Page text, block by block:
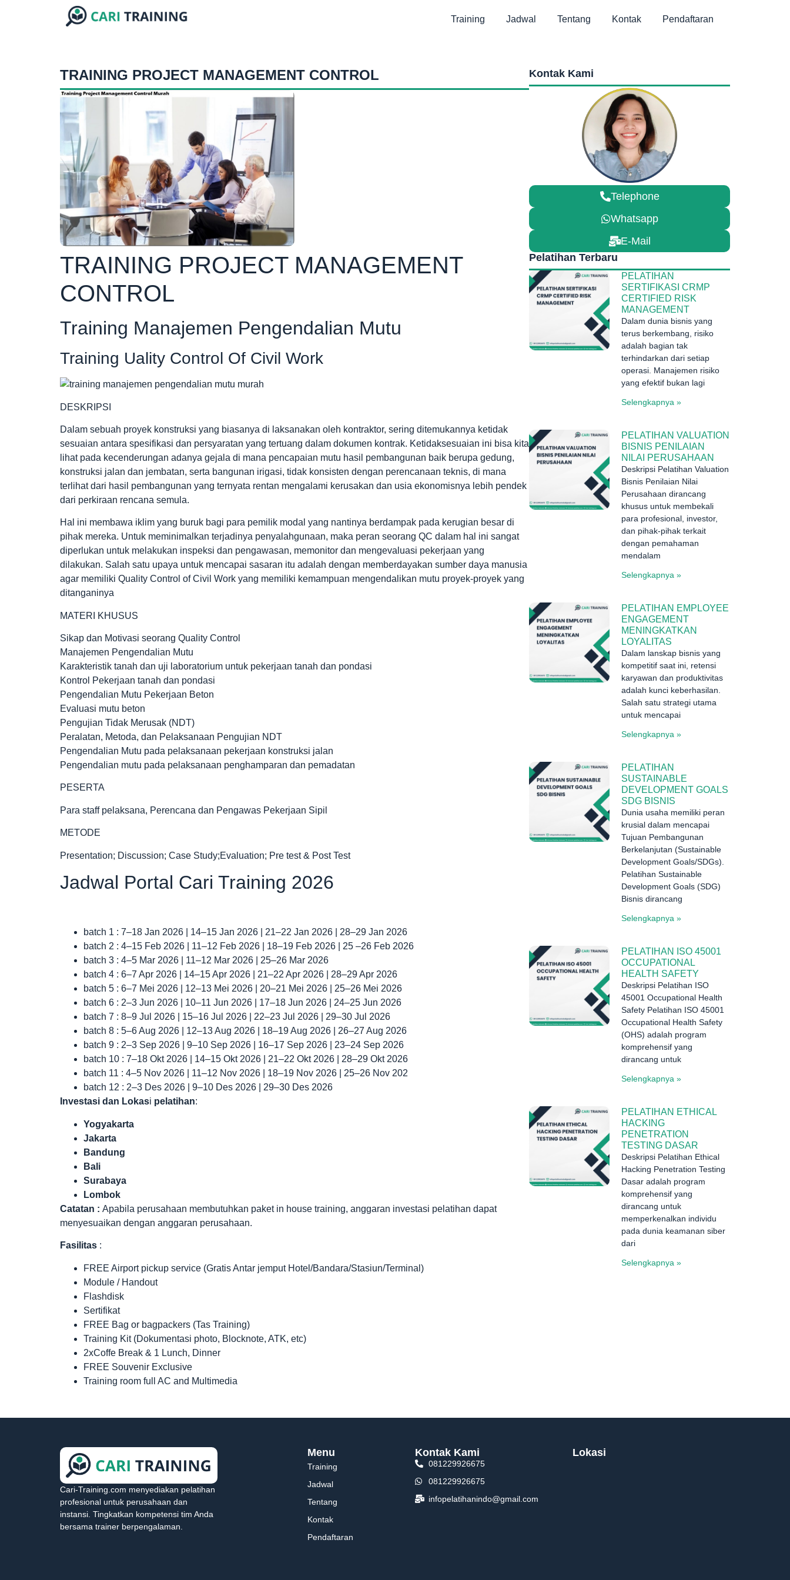
Training Jadwal Tentang Kontak Pendaftaran
TRAINING PROJECT MANAGEMENT CONTROL
TRAINING PROJECT MANAGEMENT
CONTROL
Training Manajemen Pengendalian Mutu
Training Uality Control Of Civil Work
DESKRIPSI
Dalam sebuah proyek konstruksi yang biasanya di laksanakan oleh kontraktor, sering ditemukannya ketidak
sesuaian antara spesifikasi dan persyaratan yang tertuang dalam dokumen kontrak. Ketidaksesuaian ini bisa kita
lihat pada kecenderungan adanya gejala di mana pencapaian mutu hasil pembangunan baik berupa gedung,
konstruksi jalan dan jembatan, serta bangunan irigasi, tidak konsisten dengan perencanaan teknis, di mana
terlihat dari hasil pembangunan yang ternyata rentan mengalami kerusakan dan usia ekonomisnya lebih pendek
dari perkiraan rencana semula.
Hal ini membawa iklim yang buruk bagi para pemilik modal yang nantinya berdampak pada kerugian besar di
pihak mereka. Untuk meminimalkan terjadinya penyalahgunaan, maka peran seorang QC dalam hal ini sangat
diperlukan untuk melakukan inspeksi dan pengawasan, memonitor dan mengevaluasi pekerjaan yang
dilakukan. Salah satu upaya untuk mencapai sasaran itu adalah dengan memberdayakan sumber daya manusia
agar memiliki Quality Control of Civil Work yang memiliki kemampuan mengendalikan mutu proyek-proyek yang
ditanganinya
MATERI KHUSUS
Sikap dan Motivasi seorang Quality Control
Manajemen Pengendalian Mutu
Karakteristik tanah dan uji laboratorium untuk pekerjaan tanah dan pondasi
Kontrol Pekerjaan tanah dan pondasi
Pengendalian Mutu Pekerjaan Beton
Evaluasi mutu beton
Pengujian Tidak Merusak (NDT)
Peralatan, Metoda, dan Pelaksanaan Pengujian NDT
Pengendalian Mutu pada pelaksanaan pekerjaan konstruksi jalan
Pengendalian mutu pada pelaksanaan penghamparan dan pemadatan
PESERTA
Para staff pelaksana, Perencana dan Pengawas Pekerjaan Sipil
METODE
Presentation; Discussion; Case Study;Evaluation; Pre test & Post Test
Jadwal Portal Cari Training 2026
batch 1 : 7–18 Jan 2026 | 14–15 Jan 2026 | 21–22 Jan 2026 | 28–29 Jan 2026
batch 2 : 4–15 Feb 2026 | 11–12 Feb 2026 | 18–19 Feb 2026 | 25 –26 Feb 2026
batch 3 : 4–5 Mar 2026 | 11–12 Mar 2026 | 25–26 Mar 2026
batch 4 : 6–7 Apr 2026 | 14–15 Apr 2026 | 21–22 Apr 2026 | 28–29 Apr 2026
batch 5 : 6–7 Mei 2026 | 12–13 Mei 2026 | 20–21 Mei 2026 | 25–26 Mei 2026
batch 6 : 2–3 Jun 2026 | 10–11 Jun 2026 | 17–18 Jun 2026 | 24–25 Jun 2026
batch 7 : 8–9 Jul 2026 | 15–16 Jul 2026 | 22–23 Jul 2026 | 29–30 Jul 2026
batch 8 : 5–6 Aug 2026 | 12–13 Aug 2026 | 18–19 Aug 2026 | 26–27 Aug 2026
batch 9 : 2–3 Sep 2026 | 9–10 Sep 2026 | 16–17 Sep 2026 | 23–24 Sep 2026
batch 10 : 7–18 Okt 2026 | 14–15 Okt 2026 | 21–22 Okt 2026 | 28–29 Okt 2026
batch 11 : 4–5 Nov 2026 | 11–12 Nov 2026 | 18–19 Nov 2026 | 25–26 Nov 202
batch 12 : 2–3 Des 2026 | 9–10 Des 2026 | 29–30 Des 2026
Investasi dan Lokasi pelatihan:
Yogyakarta
Jakarta
Bandung
Bali
Surabaya
Lombok
Catatan : Apabila perusahaan membutuhkan paket in house training, anggaran investasi pelatihan dapat
menyesuaikan dengan anggaran perusahaan.
Fasilitas :
FREE Airport pickup service (Gratis Antar jemput Hotel/Bandara/Stasiun/Terminal)
Module / Handout
Flashdisk
Sertifikat
FREE Bag or bagpackers (Tas Training)
Training Kit (Dokumentasi photo, Blocknote, ATK, etc)
2xCoffe Break & 1 Lunch, Dinner
FREE Souvenir Exclusive
Training room full AC and Multimedia
Kontak Kami
Telephone
Whatsapp
E-Mail
Pelatihan Terbaru
PELATIHAN
SERTIFIKASI CRMP
CERTIFIED RISK
MANAGEMENT
Dalam dunia bisnis yang
terus berkembang, risiko
adalah bagian tak
terhindarkan dari setiap
operasi. Manajemen risiko
yang efektif bukan lagi
Selengkapnya »
PELATIHAN VALUATION
BISNIS PENILAIAN
NILAI PERUSAHAAN
Deskripsi Pelatihan Valuation
Bisnis Penilaian Nilai
Perusahaan dirancang
khusus untuk membekali
para profesional, investor,
dan pihak-pihak terkait
dengan pemahaman
mendalam
Selengkapnya »
PELATIHAN EMPLOYEE
ENGAGEMENT
MENINGKATKAN
LOYALITAS
Dalam lanskap bisnis yang
kompetitif saat ini, retensi
karyawan dan produktivitas
adalah kunci keberhasilan.
Salah satu strategi utama
untuk mencapai
Selengkapnya »
PELATIHAN
SUSTAINABLE
DEVELOPMENT GOALS
SDG BISNIS
Dunia usaha memiliki peran
krusial dalam mencapai
Tujuan Pembangunan
Berkelanjutan (Sustainable
Development Goals/SDGs).
Pelatihan Sustainable
Development Goals (SDG)
Bisnis dirancang
Selengkapnya »
PELATIHAN ISO 45001
OCCUPATIONAL
HEALTH SAFETY
Deskripsi Pelatihan ISO
45001 Occupational Health
Safety Pelatihan ISO 45001
Occupational Health Safety
(OHS) adalah program
komprehensif yang
dirancang untuk
Selengkapnya »
PELATIHAN ETHICAL
HACKING
PENETRATION
TESTING DASAR
Deskripsi Pelatihan Ethical
Hacking Penetration Testing
Dasar adalah program
komprehensif yang
dirancang untuk
memperkenalkan individu
pada dunia keamanan siber
dari
Selengkapnya »
Cari-Training.com menyediakan pelatihan
profesional untuk perusahaan dan
instansi. Tingkatkan kompetensi tim Anda
bersama trainer berpengalaman.
Menu
Training
Jadwal
Tentang
Kontak
Pendaftaran
Kontak Kami
081229926675
081229926675
infopelatihanindo@gmail.com
Lokasi